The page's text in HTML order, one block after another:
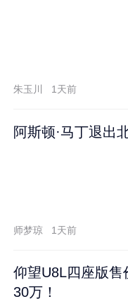
朱玉川 1天前
阿斯顿·马丁退出
师梦琼 1天前
仰望U8L四座版售
30万！